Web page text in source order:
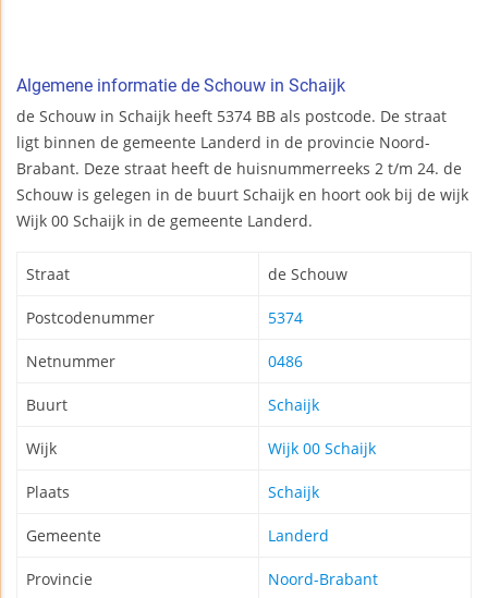
Algemene informatie de Schouw in Schaijk
de Schouw in Schaijk heeft 5374 BB als postcode. De straat
ligt binnen de gemeente Landerd in de provincie Noord-
Brabant. Deze straat heeft de huisnummerreeks 2 t/m 24. de
Schouw is gelegen in de buurt Schaijk en hoort ook bij de wijk
Wijk 00 Schaijk in de gemeente Landerd.
Straat de Schouw
Postcodenummer 5374
Netnummer 0486
Buurt Schaijk
Wijk Wijk 00 Schaijk
Plaats Schaijk
Gemeente Landerd
Provincie Noord-Brabant